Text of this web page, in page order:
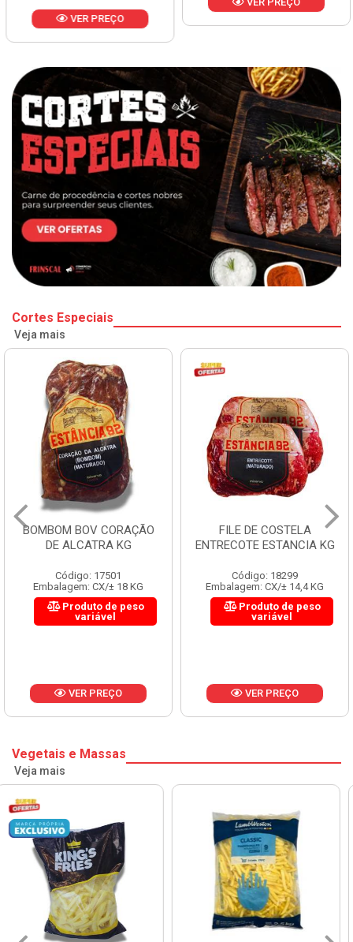
VER PREÇO
Cortes Especiais
Veja mais
BOMBOM BOV CORAÇÃO
DE ALCATRA KG
Código: 17501
Embalagem: CX/± 18 KG
Produto de peso
variável
VER PREÇO
FILE DE COSTELA
ENTRECOTE ESTANCIA KG
Código: 18299
Embalagem: CX/± 14,4 KG
Produto de peso
variável
VER PREÇO
Vegetais e Massas
Veja mais